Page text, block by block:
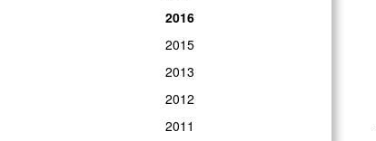
2016
2015
2013
2012
2011